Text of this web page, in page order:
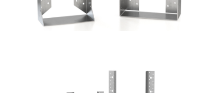
Scarpe metalliche BSA